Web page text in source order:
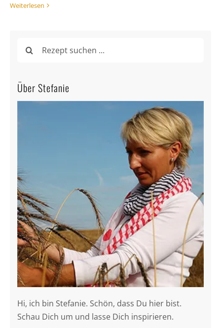
Weiterlesen
nach:
Über Stefanie
Hi, ich bin Stefanie. Schön, dass Du hier bist.
Schau Dich um und lasse Dich inspirieren.